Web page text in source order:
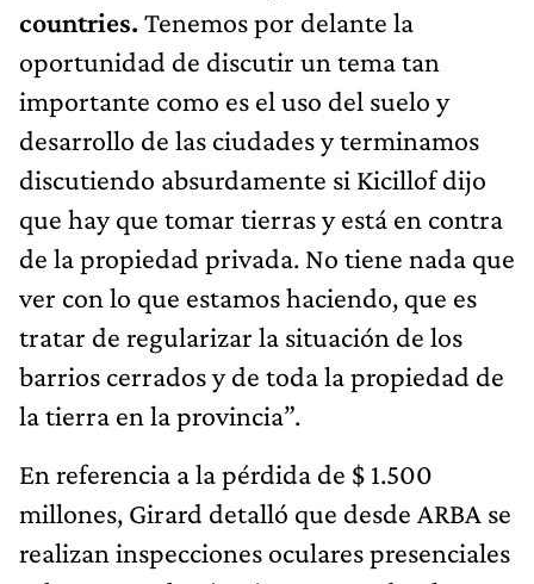
countries. Tenemos por delante la
oportunidad de discutir un tema tan
importante como es el uso del suelo y
desarrollo de las ciudades y terminamos
discutiendo absurdamente si Kicillof dijo
que hay que tomar tierras y está en contra
de la propiedad privada. No tiene nada que
ver con lo que estamos haciendo, que es
tratar de regularizar la situación de los
barrios cerrados y de toda la propiedad de
la tierra en la provincia”.
En referencia a la pérdida de $ 1.500
millones, Girard detalló que desde ARBA se
realizan inspecciones oculares presenciales